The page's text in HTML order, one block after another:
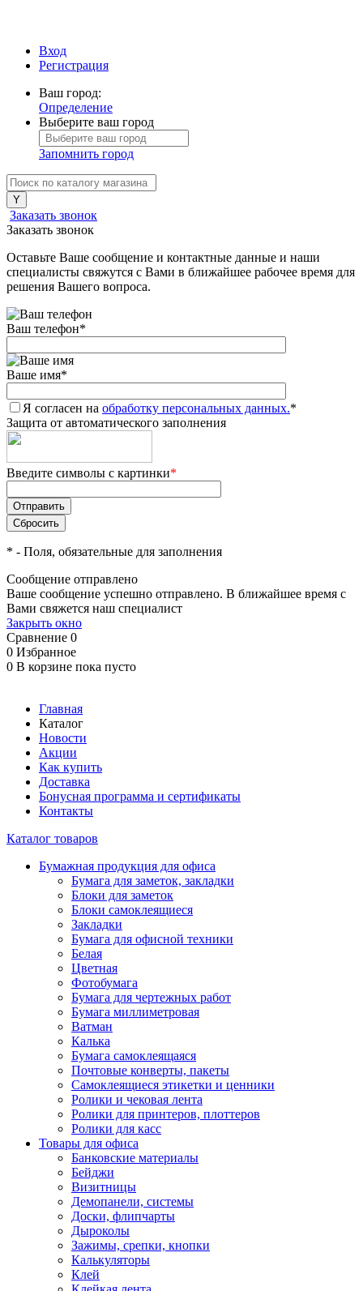
Вход
Регистрация
Ваш город:
Определение
Выберите ваш город
Запомнить город
Заказать звонок
Заказать звонок
Оставьте Ваше сообщение и контактные данные и наши
специалисты свяжутся с Вами в ближайшее рабочее время для
решения Вашего вопроса.
Ваш телефон*
Ваше имя*
Я согласен на обработку персональных данных.*
Защита от автоматического заполнения
Введите символы с картинки*
* - Поля, обязательные для заполнения
Сообщение отправлено
Ваше сообщение успешно отправлено. В ближайшее время с
Вами свяжется наш специалист
Закрыть окно
Сравнение 0
0 Избранное
0 В корзине пока пусто
Главная
Каталог
Новости
Акции
Как купить
Доставка
Бонусная программа и сертификаты
Контакты
Каталог товаров
Бумажная продукция для офиса
Бумага для заметок, закладки
Блоки для заметок
Блоки самоклеящиеся
Закладки
Бумага для офисной техники
Белая
Цветная
Фотобумага
Бумага для чертежных работ
Бумага миллиметровая
Ватман
Калька
Бумага самоклеящаяся
Почтовые конверты, пакеты
Самоклеящиеся этикетки и ценники
Ролики и чековая лента
Ролики для принтеров, плоттеров
Ролики для касс
Товары для офиса
Банковские материалы
Бейджи
Визитницы
Демопанели, системы
Доски, флипчарты
Дыроколы
Зажимы, срепки, кнопки
Калькуляторы
Клей